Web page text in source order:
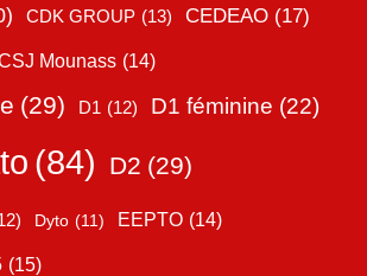
CDK GROUP (13) CEDEAO (17)
Mounass (14)
(29) D1 (12) D1 féminine (22)
(84) D2 (29)
Dyto (11) EEPTO (14)
(15)